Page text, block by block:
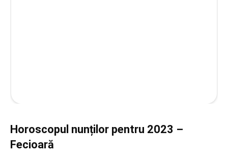
Horoscopul nunților pentru 2023 –
Fecioară